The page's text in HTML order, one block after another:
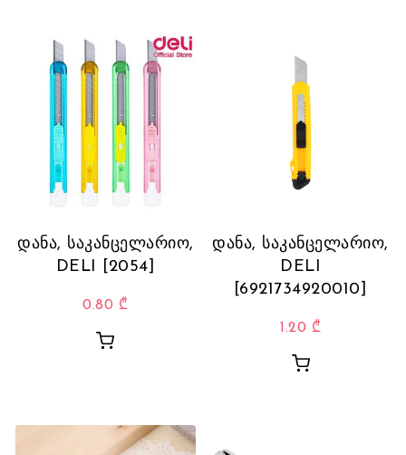
დანა, საკანცელარიო,
DELI [2054]
0.80 ₾
დანა, საკანცელარიო,
DELI
[6921734920010]
1.20 ₾